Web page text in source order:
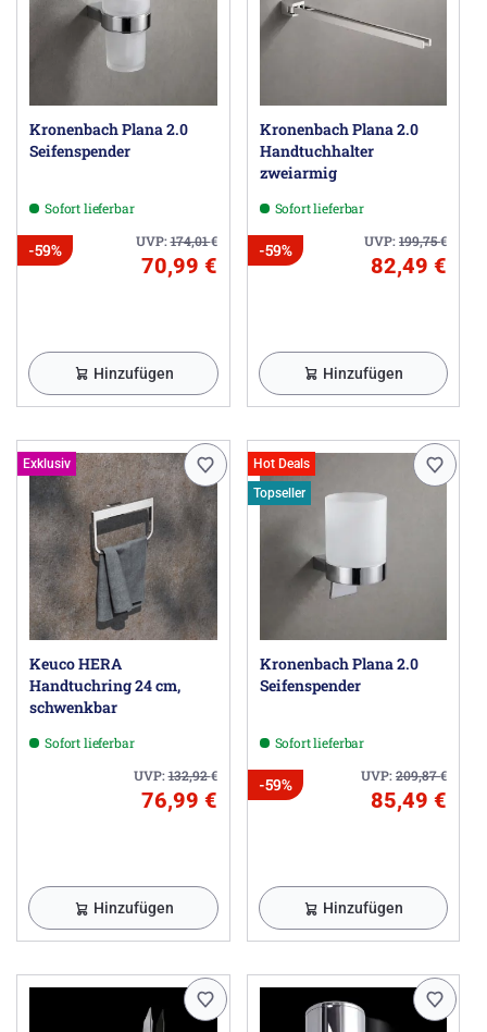
Kronenbach Plana 2.0
Seifenspender
Sofort lieferbar
UVP:174,01€
-59%
70,99 €
Hinzufügen
Kronenbach Plana 2.0
Handtuchhalter
zweiarmig
Sofort lieferbar
UVP:199,75€
-59%
82,49 €
Hinzufügen
Exklusiv
Keuco HERA
Handtuchring 24 cm,
schwenkbar
Sofort lieferbar
UVP:132,92€
76,99 €
Hinzufügen
Hot Deals
Topseller
Kronenbach Plana 2.0
Seifenspender
Sofort lieferbar
UVP:209,87€
-59%
85,49 €
Hinzufügen